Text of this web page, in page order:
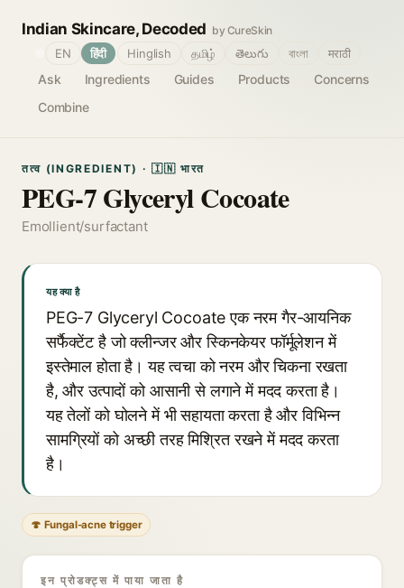
Indian Skincare, Decoded by CureSkin
Ask Ingredients Guides Products
Concerns
Combine
EN हिंदी Hinglish தமிழ் తెలుగు বাংলা मराठी
तत्व (INGREDIENT) · 🇮🇳 भारत
PEG-7 Glyceryl Cocoate
Emollient/surfactant
यह क्या है
PEG-7 Glyceryl Cocoate एक नरम गैर-आयनिक
सर्फैक्टेंट है जो क्लीन्जर और स्किनकेयर फॉर्मूलेशन में
इस्तेमाल होता है। यह त्वचा को नरम और चिकना रखता
है, और उत्पादों को आसानी से लगाने में मदद करता है।
यह तेलों को घोलने में भी सहायता करता है और विभिन्न
सामग्रियों को अच्छी तरह मिश्रित रखने में मदद करता
है।
🍄 Fungal-acne trigger
इन प्रोडक्ट्स में पाया जाता है